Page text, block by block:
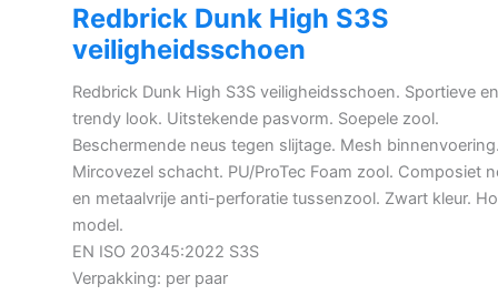
Redbrick Dunk High S3S
veiligheidsschoen
Redbrick Dunk High S3S veiligheidsschoen. Sportieve en
trendy look. Uitstekende pasvorm. Soepele zool.
Beschermende neus tegen slijtage. Mesh
Mircovezel schacht. PU/ProTec Foam zool. Composiet
en metaalvrije anti-perforatie tussenzool. Zwart kleur.
model.
EN ISO 20345:2022 S3S
Verpakking: per paar